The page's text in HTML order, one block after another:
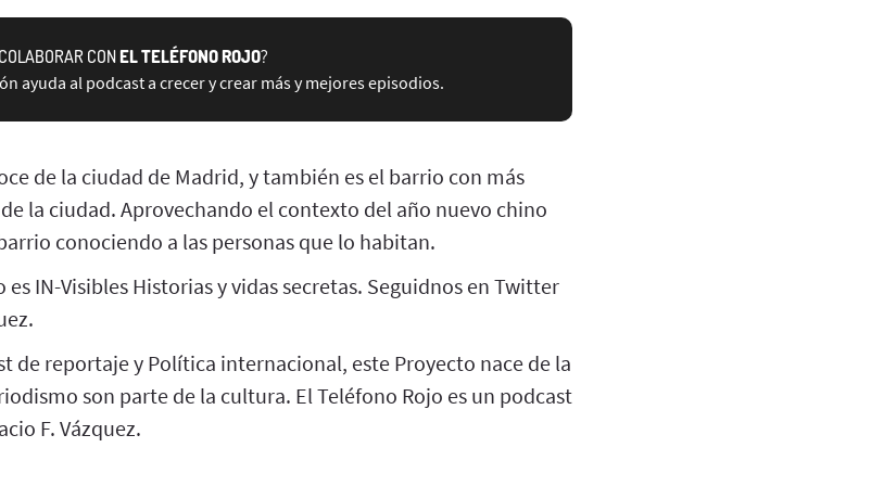
CONEL TELÉFONO ROJO?
ayuda al podcast a crecer y crear más y mejores episodios.
de la ciudad de Madrid, y también es el barrio con más
la ciudad. Aprovechando el contexto del año nuevo chino
conociendo a las personas que lo habitan.
es IN-Visibles Historias y vidas secretas. Seguidnos en Twitter
de reportaje y Política internacional, este Proyecto nace de la
son parte de la cultura. El Teléfono Rojo es un podcast
F. Vázquez.